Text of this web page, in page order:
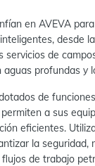
en AVEVA
desde
servicios de
profundas y
de
a sus
eficientes.
la seguridad,
de trabajo